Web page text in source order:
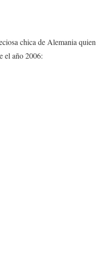
chica de Alemania quien
el año 2006: